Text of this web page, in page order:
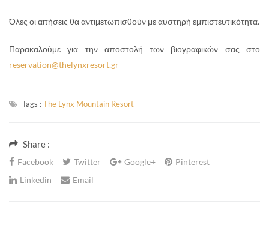
Όλες οι αιτήσεις θα αντιμετωπισθούν με αυστηρή εμπιστευτικότητα.
Παρακαλούμε για την αποστολή των βιογραφικών σας στο
reservation@thelynxresort.gr
Tags :The Lynx Mountain Resort
Share :
Facebook Twitter Google+
Pinterest
Linkedin
Email